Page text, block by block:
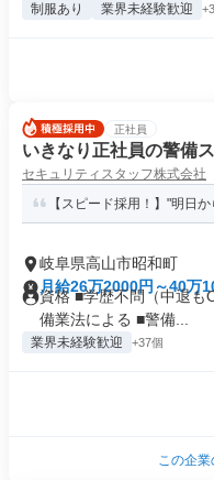
制服あり 業界未経験歓迎
正社員
いきなり正社員の警備
セキュリティスタッフ株式会社
【スピード採用！】"明日
岐阜県高山市昭和町
月給26万2000円～40万
資格 ■学歴不問（中退も
備業法による ■警備...
業界未経験歓迎 +37個
この企